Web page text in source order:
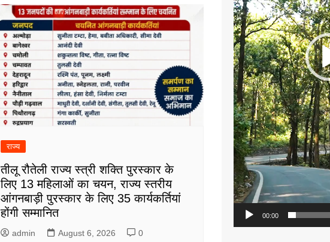
राज्य
तीलू रौतेली राज्य स्त्री शक्ति पुरस्कार के
लिए 13 महिलाओं का चयन, राज्य स्तरीय
आंगनबाड़ी पुरस्कार के लिए 35 कार्यकर्तियां
होंगी सम्मानित
admin August 6, 2026 0
00:00